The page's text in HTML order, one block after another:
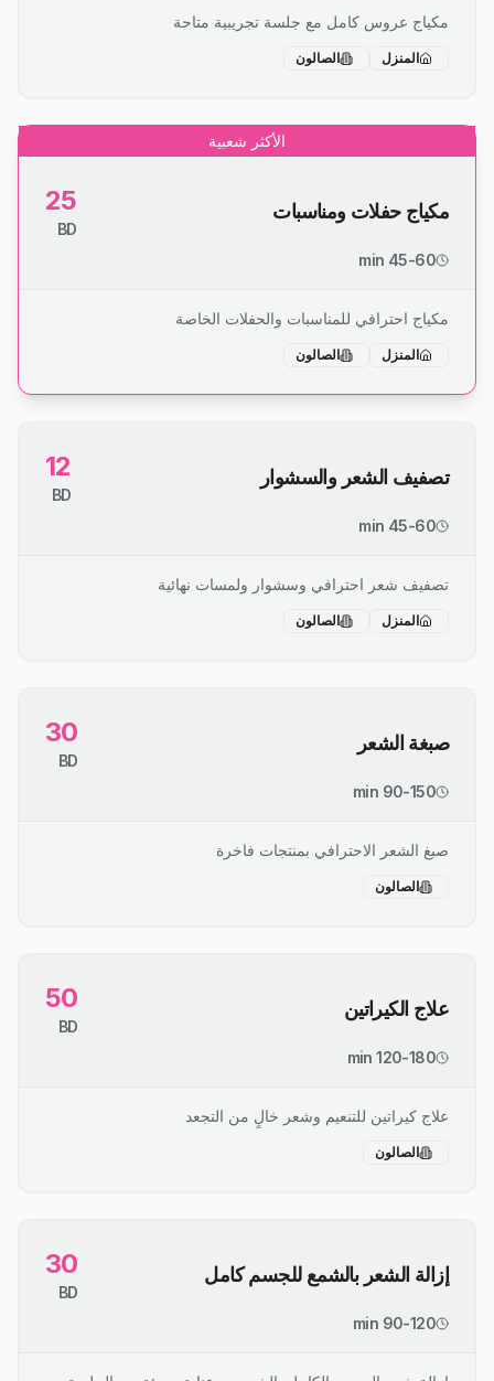
مكياج عروس كامل مع جلسة تجريبية متاحة
المنزل الصالون
الأكثر شعبية
مكياج حفلات ومناسبات 25
BD
45-60 min
مكياج احترافي للمناسبات والحفلات الخاصة
المنزل الصالون
تصفيف الشعر والسشوار 12
BD
45-60 min
تصفيف شعر احترافي وسشوار ولمسات نهائية
المنزل الصالون
صبغة الشعر 30
BD
90-150 min
صبغ الشعر الاحترافي بمنتجات فاخرة
الصالون
علاج الكيراتين 50
BD
120-180 min
علاج كيراتين للتنعيم وشعر خالٍ من التجعد
الصالون
إزالة الشعر بالشمع للجسم كامل 30
BD
90-120 min